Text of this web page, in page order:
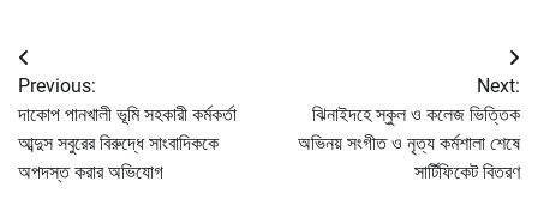
Post
navigation
Previous:
দাকোপ পানখালী ভূমি সহকারী কর্মকর্তা
আব্দুস সবুরের বিরুদ্ধে সাংবাদিককে
অপদস্ত করার অভিযোগ
Next:
ঝিনাইদহে স্কুল ও কলেজ ভিত্তিক
অভিনয় সংগীত ও নৃত্য কর্মশালা শেষে
সার্টিফিকেট বিতরণ